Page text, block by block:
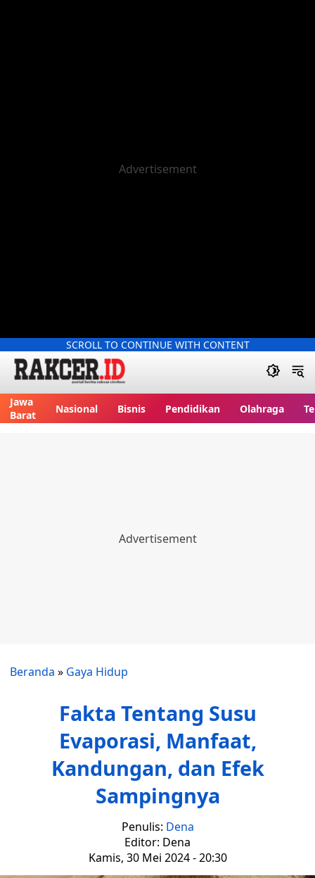
SCROLL TO CONTINUE WITH CONTENT
Jawa
Barat
Nasional Bisnis Pendidikan Olahraga
Beranda » Gaya Hidup
Fakta Tentang Susu
Evaporasi, Manfaat,
Kandungan, dan Efek
Sampingnya
Penulis: Dena
Editor: Dena
Kamis, 30 Mei 2024 - 20:30